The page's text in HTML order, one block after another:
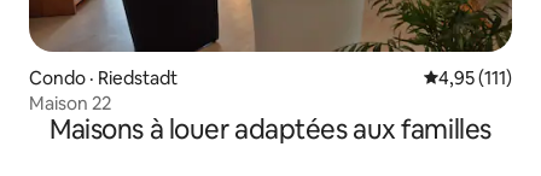
Condo · Riedstadt Note
4,95 (111)
Maison 22
Maisons à louer adaptées aux familles